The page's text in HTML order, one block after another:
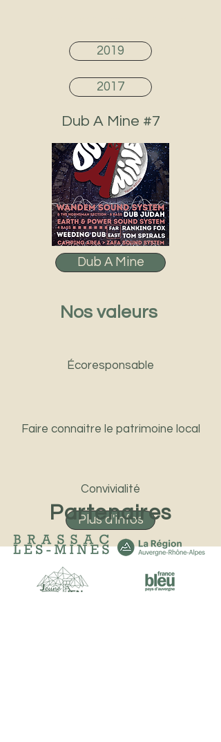
2019
2017
Dub A Mine #7
Dub A Mine
Nos valeurs
Écoresponsable
Faire connaitre le patrimoine local
Convivialité
Plus d'infos
Partenaires